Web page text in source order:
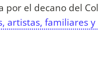
por el decano del
artistas, familiares y